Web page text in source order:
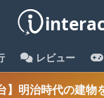
レビュー
】明治時代の建物